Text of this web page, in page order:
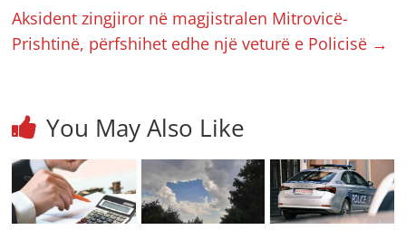
Aksident zingjiror në magjistralen Mitrovicë-
Prishtinë, përfshihet edhe një veturë e Policisë →
You May Also Like